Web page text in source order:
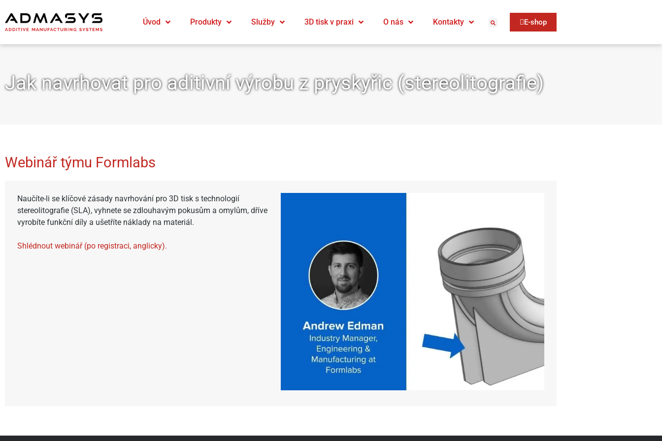
Úvod Produkty Služby 3D tisk v praxi O nás Kontakty E-shop
Jak navrhovat pro aditivní výrobu z pryskyřic (stereolitografie)
Webinář týmu Formlabs
Naučíte-li se klíčové zásady navrhování pro 3D tisk s technologií
stereolitografie (SLA), vyhnete se zdlouhavým pokusům a omylům, dříve
vyrobíte funkční díly a ušetříte náklady na materiál.
Shlédnout webinář (po registraci, anglicky).